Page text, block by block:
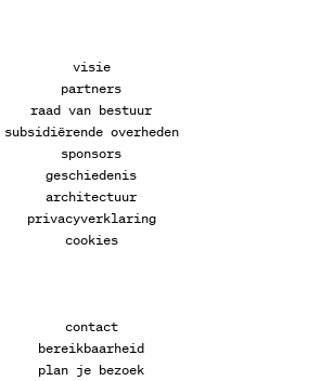
visie
partners
raad van bestuur
subsidiërende overheden
sponsors
geschiedenis
architectuur
privacyverklaring
cookies
contact
bereikbaarheid
plan je bezoek